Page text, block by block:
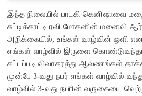
இந்த நிலையில் பாடகி கெனிஷாவை
சுட்டிக்காட்டி ரவி மோகனின் மனைவி
அறிக்கையில், உங்கள் வாழ்வின் ஒளி
எங்கள் வாழ்வில் இருளை
சட்டப்படி விவாகரத்து ஆவணங்கள்
முன்பே 3-வது நபர் எங்கள் வாழ்வில்
வாழ்வில் 3-வது நபரின் வருகையை